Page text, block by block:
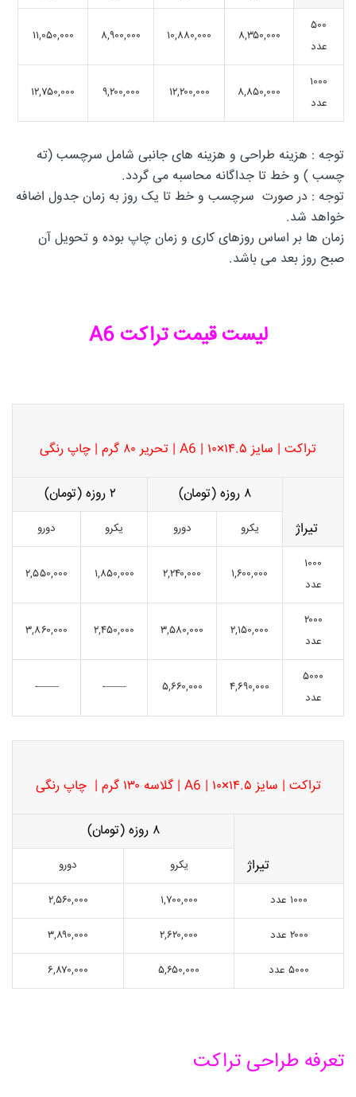
۵۰۰
عدد
۸,۳۵۰,۰۰۰ ۱۰,۸۸۰,۰۰۰ ۸,۹۰۰,۰۰۰ ۱۱,۰۵۰,۰۰۰
۱۰۰۰
عدد
۸,۸۵۰,۰۰۰ ۱۲,۲۰۰,۰۰۰ ۹,۲۰۰,۰۰۰ ۱۲,۷۵۰,۰۰۰
توجه : هزینه طراحی و هزینه های جانبی شامل سرچسب (ته
چسب ) و خط تا جداگانه محاسبه می گردد.
توجه : در صورت سرچسب و خط تا یک روز به زمان جدول اضافه
خواهد شد.
زمان ها بر اساس روزهای کاری و زمان چاپ بوده و تحویل آن
صبح روز بعد می باشد.
لیست قیمت تراکت A6
تراکت | سایز ۱۴.۵×۱۰ | A6 | تحریر ۸۰ گرم | چاپ رنگی
تیراژ
۸ روزه (تومان) ۲ روزه (تومان)
یکرو دورو یکرو دورو
۱۰۰۰
عدد
۱,۶۰۰,۰۰۰ ۲,۲۴۰,۰۰۰ ۱,۸۵۰,۰۰۰ ۲,۵۵۰,۰۰۰
۲۰۰۰
عدد
۲,۱۵۰,۰۰۰ ۳,۵۸۰,۰۰۰ ۲,۴۵۰,۰۰۰ ۳,۸۶۰,۰۰۰
۵۰۰۰
عدد
۴,۶۹۰,۰۰۰ ۵,۶۶۰,۰۰۰ ——-
——-
تراکت | سایز ۱۴.۵×۱۰ | A6 | گلاسه ۱۳۰ گرم | چاپ رنگی
تیراژ
۸ روزه (تومان)
یکرو دورو
۱۰۰۰ عدد ۱,۷۰۰,۰۰۰ ۲,۵۶۰,۰۰۰
۲۰۰۰ عدد ۲,۶۲۰,۰۰۰ ۳,۸۹۰,۰۰۰
۵۰۰۰ عدد ۵,۶۵۰,۰۰۰ ۶,۸۷۰,۰۰۰
تعرفه طراحی تراکت